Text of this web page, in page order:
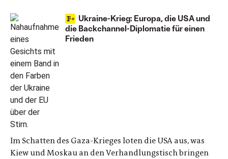
Ukraine-Krieg: Europa, die USA und
die Backchannel-Diplomatie für einen
Frieden
Im Schatten des Gaza-Krieges loten die USA aus, was
Kiew und Moskau an den Verhandlungstisch bringen